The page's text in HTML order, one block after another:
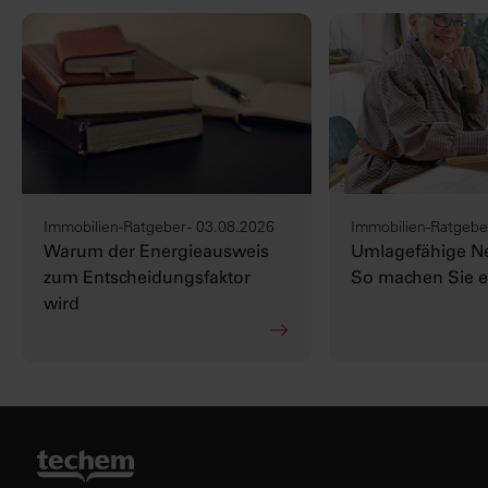
Immobilien-Ratgeber - 03.08.2026
Warum der Energieausweis
zum Entscheidungsfaktor
wird
Immobilien-
Umlagefähige
So machen Sie